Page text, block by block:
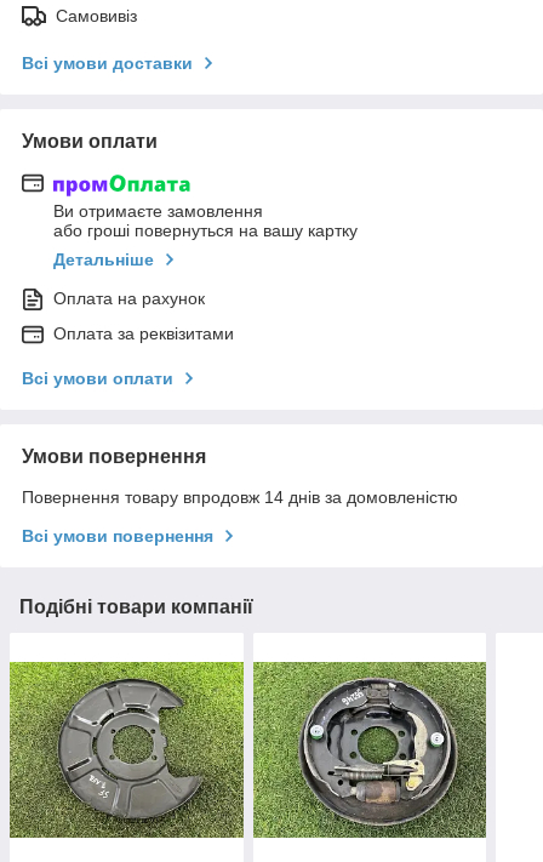
Самовивіз
Всі умови доставки
Умови оплати
Ви отримаєте замовлення
або гроші повернуться на вашу картку
Детальніше
Оплата на рахунок
Оплата за реквізитами
Всі умови оплати
Умови повернення
Повернення товару впродовж 14 днів за домовленістю
Всі умови повернення
Подібні товари компанії